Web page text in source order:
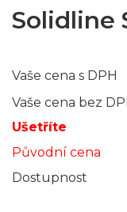
Solidline
Vaše cena s DPH
Vaše cena bez
Ušetříte
Původní cena
Dostupnost